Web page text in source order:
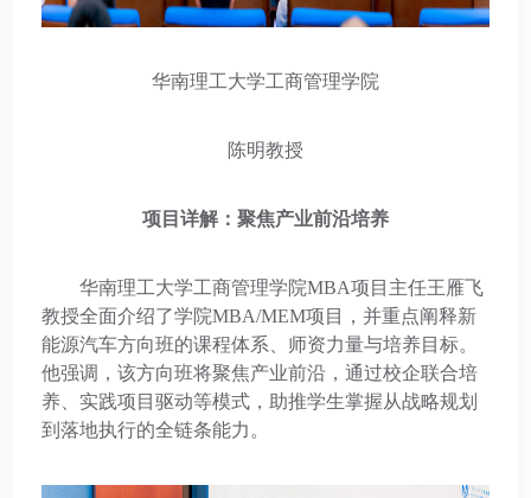
华南理工大学工商管理学院
陈明教授
项目详解：聚焦产业前沿培养
华南理工大学工商管理学院MBA项目主任王雁飞
教授全面介绍了学院MBA/MEM项目，并重点阐释新
能源汽车方向班的课程体系、师资力量与培养目标。
他强调，该方向班将聚焦产业前沿，通过校企联合培
养、实践项目驱动等模式，助推学生掌握从战略规划
到落地执行的全链条能力。